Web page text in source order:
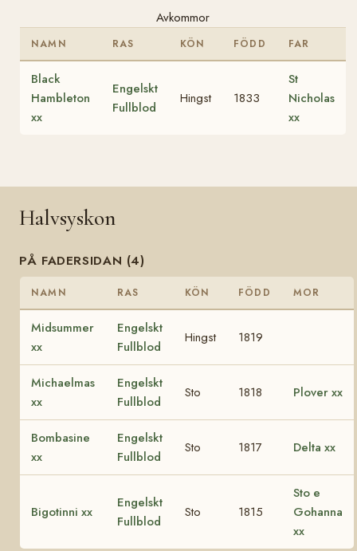
Avkommor
NAMN RAS KÖN FÖDD FAR
Black
Hambleton
xx
Engelskt
Fullblod
Hingst 1833
St
Nicholas
xx
Halvsyskon
PÅ FADERSIDAN (4)
NAMN RAS KÖN FÖDD MOR
Midsummer
xx
Engelskt
Fullblod
Hingst 1819
Michaelmas
xx
Engelskt
Fullblod
Sto 1818 Plover xx
Bombasine
xx
Engelskt
Fullblod
Sto 1817 Delta xx
Bigotinni xx
Engelskt
Fullblod
Sto 1815
Sto e
Gohanna
xx